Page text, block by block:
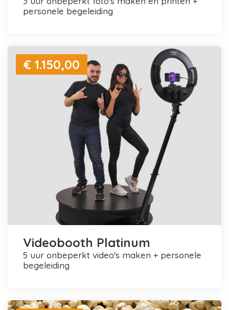
personele begeleiding
€ 1.150,00
Videobooth Platinum
5 uur onbeperkt video's maken + personele
begeleiding